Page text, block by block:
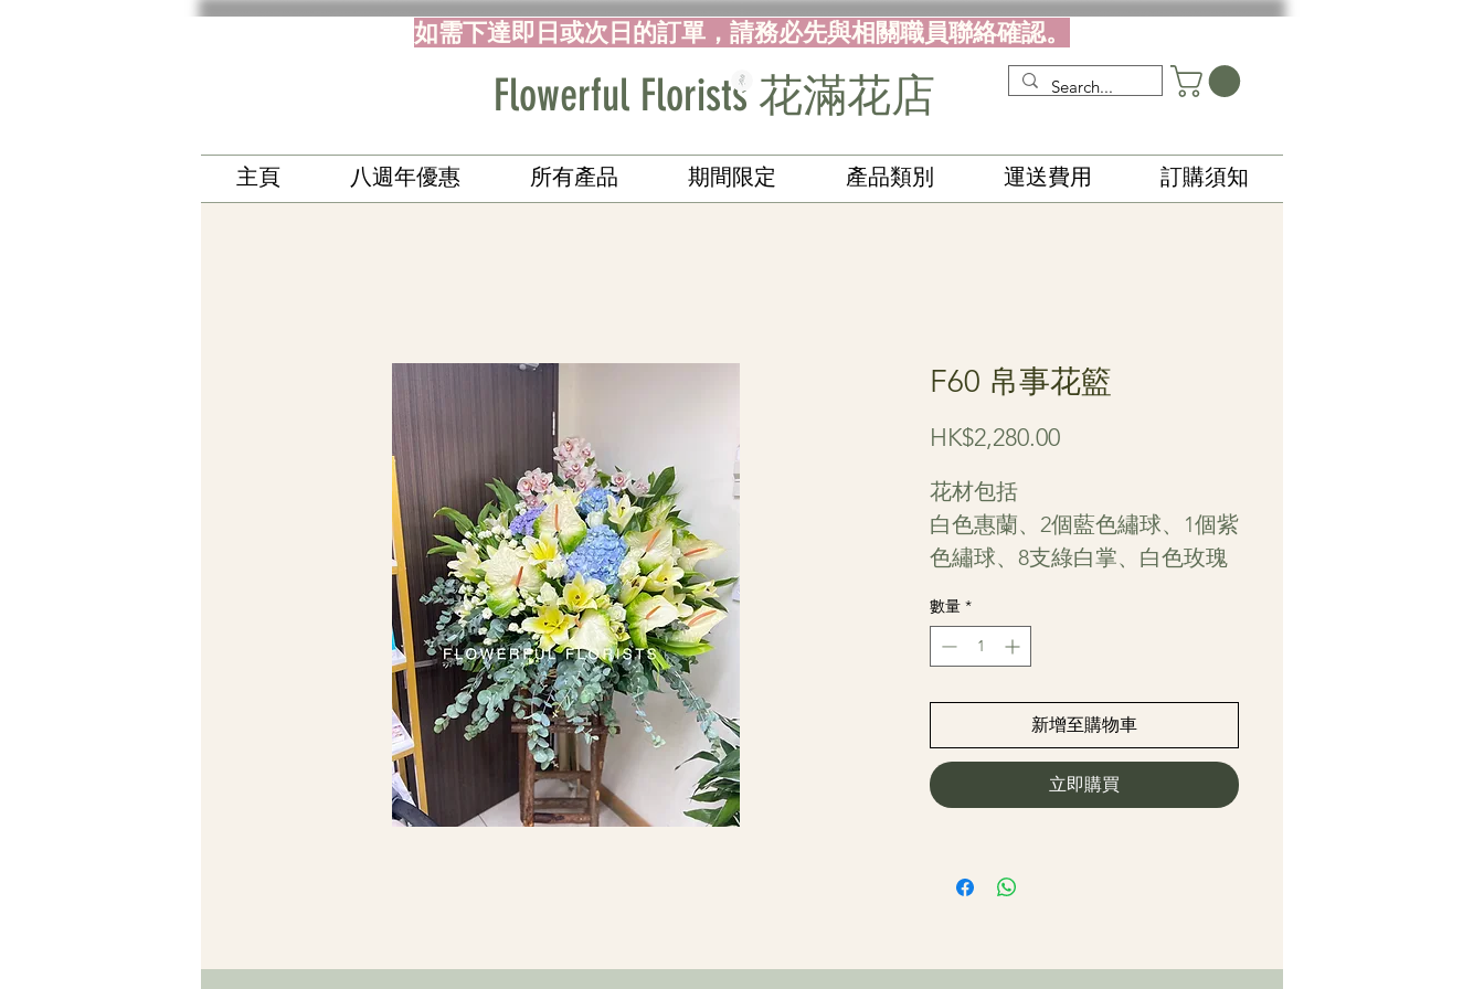
如需下達即日或次日的訂單，請務必先與相關職員聯絡確認。
Flowerful Florists 花滿花店
主頁 八週年優惠 所有產品 期間限定 產品類別 運送費用 訂購須知
F60 帛事花籃
HK$2,280.00價
花材包括
白色惠蘭、2個藍色繡球、1個紫
色繡球、8支綠白掌、白色玫瑰
架
數量 *
新增至購物車
立即購買